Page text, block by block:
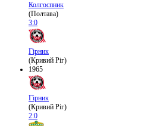
Колгоспник
(Полтава)
3:0
Гірник
(Кривий Ріг)
1965
Гірник
(Кривий Ріг)
2:0